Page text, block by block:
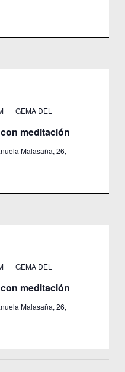
meditación
GEMA DEL
Malasaña, 26,
meditación
GEMA DEL
Malasaña, 26,